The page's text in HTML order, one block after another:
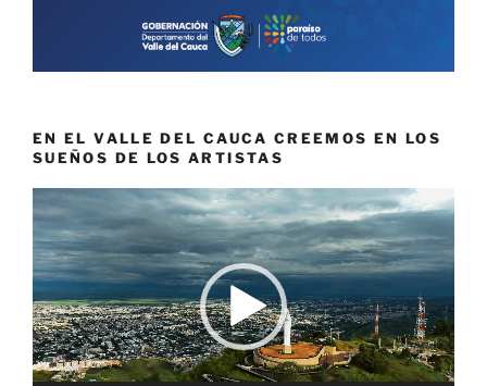
EN EL VALLE DEL CAUCA CREEMOS EN LOS
SUEÑOS DE LOS ARTISTAS
Reproductor
de
vídeo